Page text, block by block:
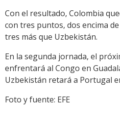
Con el resultado, Colombia
con tres puntos, dos encima
tres más que Uzbekistán.
En la segunda jornada, el
enfrentará al Congo en
Uzbekistán retará a Portugal
Foto y fuente: EFE